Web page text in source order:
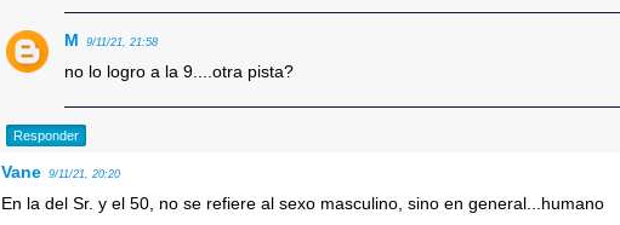
M 9/11/21, 21:58
no lo logro a la 9....otra pista?
Responder
Vane 9/11/21, 20:20
En la del Sr. y el 50, no se refiere al sexo masculino, sino en general...humano